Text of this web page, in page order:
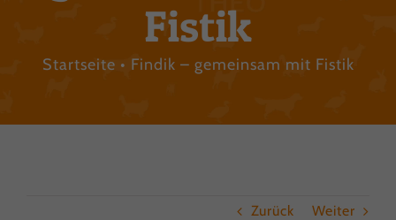
Fistik
Startseite Findik – gemeinsam mit Fistik
Zurück Weiter